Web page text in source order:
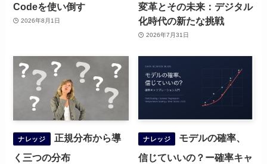
Codeを使い倒す
2026年8月1日
変革とその未来：デジタル
化時代の新たな挑戦
2026年7月31日
ナレッジ
正規分布から導
く三つの分布
ナレッジ
モデルの確率、
信じていいの？ー確率キャ